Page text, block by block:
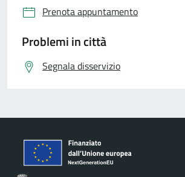
Prenota appuntamento
Problemi in città
Segnala disservizio